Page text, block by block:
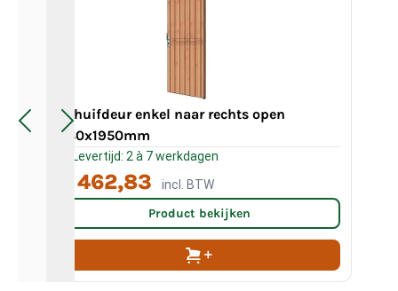
Schuifdeur enkel naar rechts open
980x1950mm
Levertijd: 2 à 7 werkdagen
€ 462,83 incl. BTW
Product bekijken